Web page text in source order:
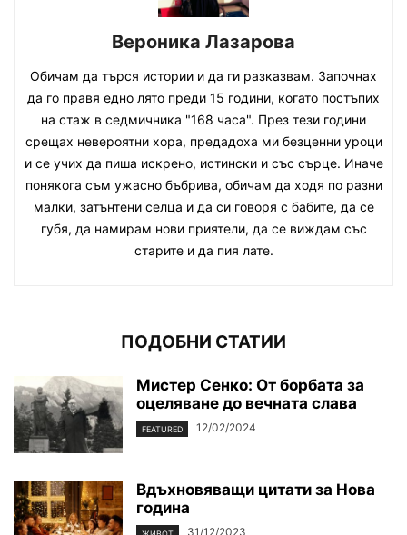
Вероника Лазарова
Обичам да търся истории и да ги разказвам. Започнах
да го правя едно лято преди 15 години, когато постъпих
на стаж в седмичника "168 часа". През тези години
срещах невероятни хора, предадоха ми безценни уроци
и се учих да пиша искрено, истински и със сърце. Иначе
понякога съм ужасно бъбрива, обичам да ходя по разни
малки, затънтени селца и да си говоря с бабите, да се
губя, да намирам нови приятели, да се виждам със
старите и да пия лате.
ПОДОБНИ СТАТИИ
Мистер Сенко: От борбата за
оцеляване до вечната слава
FEATURED 12/02/2024
Вдъхновяващи цитати за Нова
година
31/12/2023